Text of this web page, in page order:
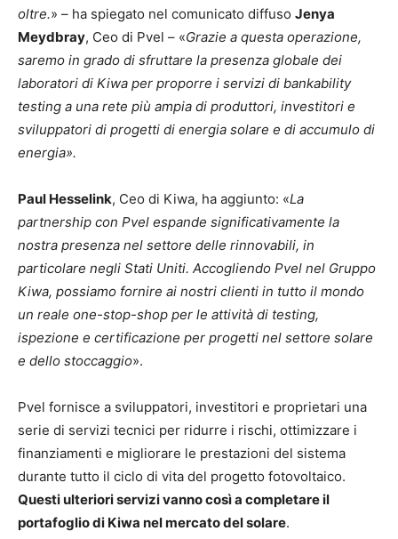
oltre.» – ha spiegato nel comunicato diffuso Jenya
Meydbray, Ceo di Pvel – «Grazie a questa operazione,
saremo in grado di sfruttare la presenza globale dei
laboratori di Kiwa per proporre i servizi di bankability
testing a una rete più ampia di produttori, investitori e
sviluppatori di progetti di energia solare e di accumulo di
energia».
Paul Hesselink, Ceo di Kiwa, ha aggiunto: «La
partnership con Pvel espande significativamente la
nostra presenza nel settore delle rinnovabili, in
particolare negli Stati Uniti. Accogliendo Pvel nel Gruppo
Kiwa, possiamo fornire ai nostri clienti in tutto il mondo
un reale one-stop-shop per le attività di testing,
ispezione e certificazione per progetti nel settore solare
e dello stoccaggio».
Pvel fornisce a sviluppatori, investitori e proprietari una
serie di servizi tecnici per ridurre i rischi, ottimizzare i
finanziamenti e migliorare le prestazioni del sistema
durante tutto il ciclo di vita del progetto fotovoltaico.
Questi ulteriori servizi vanno così a completare il
portafoglio di Kiwa nel mercato del solare.